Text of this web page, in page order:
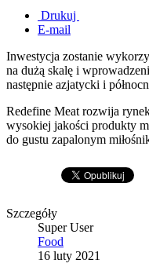
Drukuj
E-mail
Inwestycja zostanie
na dużą skalę i
następnie azjatycki i
Redefine Meat rozwija
wysokiej jakości produkty
do gustu zapalonym
Szczegóły
Super User
Food
16 luty 2021